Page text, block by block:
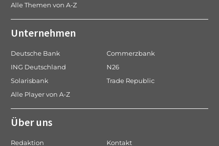
Alle Themen von A-Z
Unternehmen
Deutsche Bank
Commerzbank
ING Deutschland
N26
Solarisbank
Trade Republic
Alle Player von A-Z
Über uns
Redaktion Kontakt